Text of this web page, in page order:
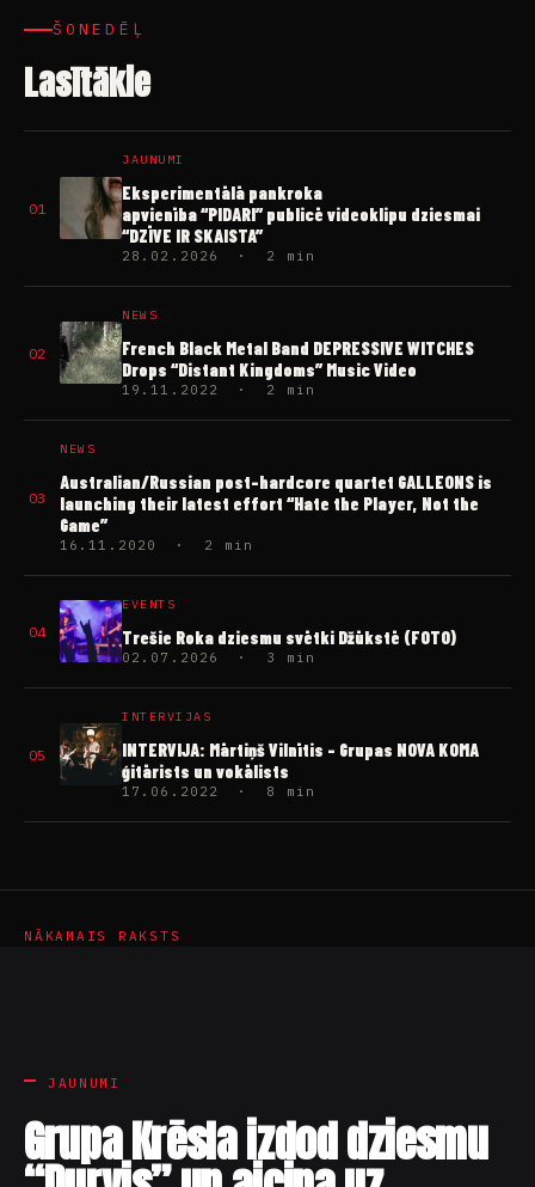
ŠONEDĒĻ
Lasītākie
01
JAUNUMI
Eksperimentālā pankroka
apvienība “PIDARI” publicē videoklipu dziesmai
“DZĪVE IR SKAISTA”
28.02.2026 · 2 min
02
NEWS
French Black Metal Band DEPRESSIVE WITCHES
Drops “Distant Kingdoms” Music Video
19.11.2022 · 2 min
03
NEWS
Australian/Russian post-hardcore quartet GALLEONS is
launching their latest effort “Hate the Player, Not the
Game”
16.11.2020 · 2 min
04
EVENTS
Trešie Roka dziesmu svētki Džūkstē (FOTO)
02.07.2026 · 3 min
05
INTERVIJAS
INTERVIJA: Mārtiņš Vilnītis – Grupas NOVA KOMA
ģitārists un vokālists
17.06.2022 · 8 min
NĀKAMAIS RAKSTS
JAUNUMI
Grupa Krēsla izdod dziesmu